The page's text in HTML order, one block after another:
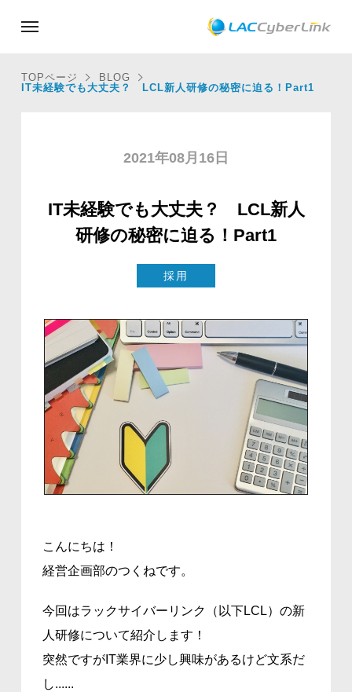
TOPページ
BLOG
IT未経験でも大丈夫？ LCL新人研修の秘密に迫る！Part1
2021年08月16日
IT未経験でも大丈夫？ LCL新人
研修の秘密に迫る！Part1
採用
こんにちは！
経営企画部のつくねです。
今回はラックサイバーリンク（以下LCL）の新
人研修について紹介します！
突然ですがIT業界に少し興味があるけど文系だ
し......